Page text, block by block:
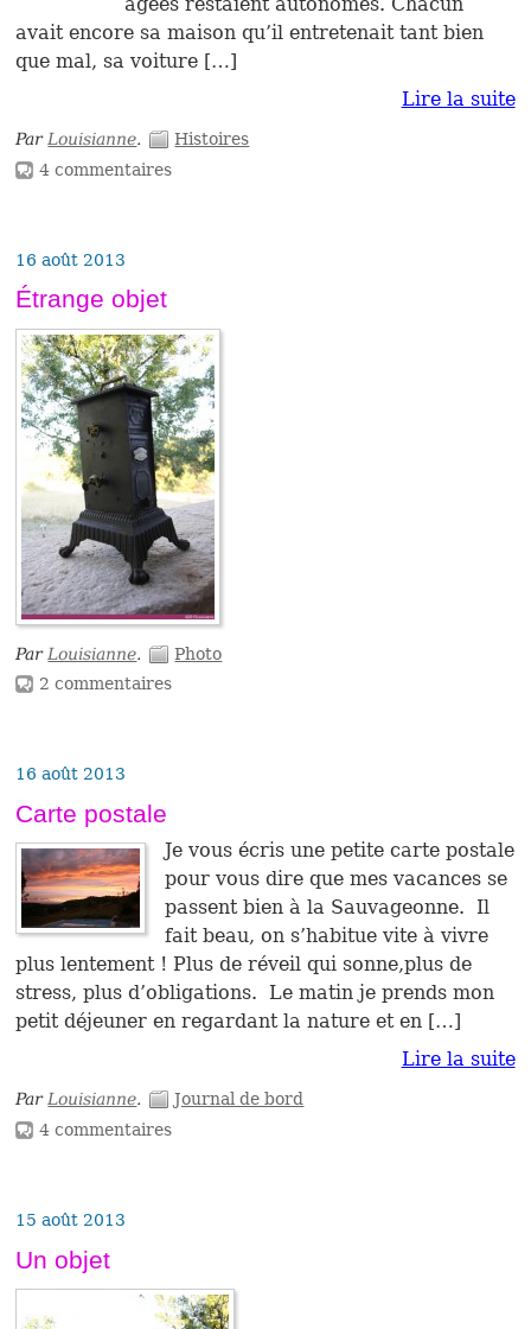
avait encore sa maison qu’il entretenait tant bien
que mal, sa voiture […]
Lire la suite
Par Louisianne.
Histoires
4 commentaires
16 août 2013
Étrange objet
Par Louisianne.
Photo
2 commentaires
16 août 2013
Carte postale
Je vous écris une petite carte postale
pour vous dire que mes vacances se
passent bien à la Sauvageonne. Il
fait beau, on s’habitue vite à vivre
plus lentement ! Plus de réveil qui sonne,plus de
stress, plus d’obligations. Le matin je prends mon
petit déjeuner en regardant la nature et en […]
Lire la suite
Par Louisianne.
Journal de bord
4 commentaires
15 août 2013
Un objet